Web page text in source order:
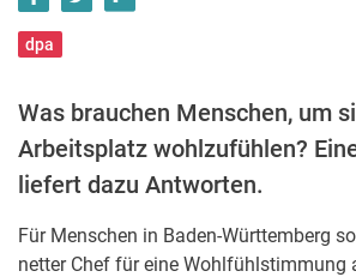
dpa
Was brauchen Menschen, um
Arbeitsplatz wohlzufühlen?
liefert dazu Antworten.
Für Menschen in Baden-Württemberg
netter Chef für eine Wohlfühlstimmung